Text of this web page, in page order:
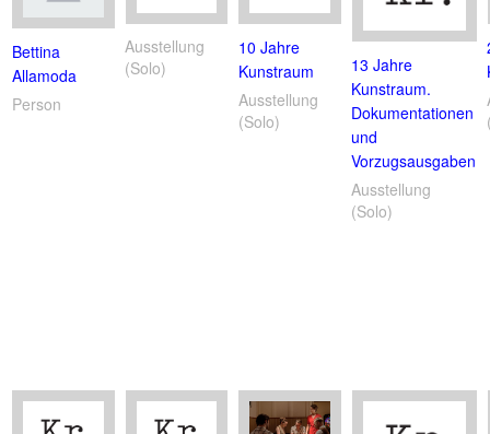
Bettina
Allamoda
Person
Ausstellung
(Solo)
10 Jahre
Kunstraum
Ausstellung
(Solo)
13 Jahre
Kunstraum.
Dokumentationen
und
Vorzugsausgaben
Ausstellung
(Solo)